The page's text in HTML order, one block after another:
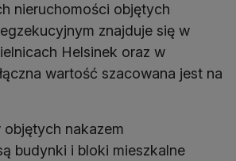
nieruchomości objętych
znajduje się w
Helsinek oraz w
wartość szacowana jest na
nakazem
budynki i bloki mieszkalne